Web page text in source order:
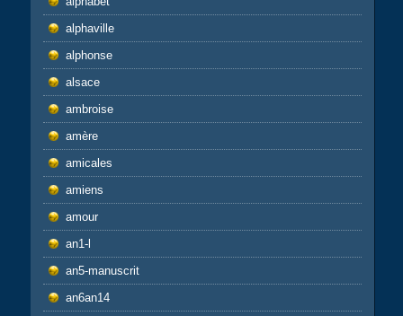
alphaville
alphonse
alsace
ambroise
amère
amicales
amiens
amour
an1-l
an5-manuscrit
an6an14